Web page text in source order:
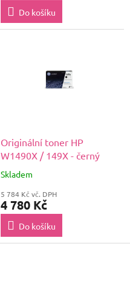
Do košíku
Originální toner HP
W1490X / 149X - černý
Skladem
5 784 Kč vč. DPH
4 780 Kč
Do košíku